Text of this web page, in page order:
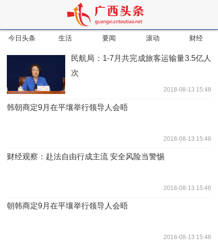
今日头条 生活 要闻 滚动 财经
民航局：1-7月共完成旅客运输量3.5亿人
次
2018-08-13 15:48
韩朝商定9月在平壤举行领导人会晤
2018-08-13 15:48
财经观察：赴法自由行成主流 安全风险当警惕
2018-08-13 15:48
朝韩商定9月在平壤举行领导人会晤
2018-08-13 15:48